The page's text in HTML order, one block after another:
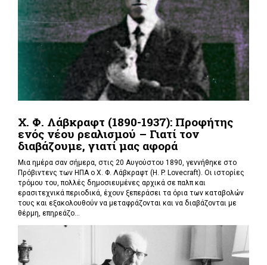
Χ. Φ. Λάβκραφτ (1890-1937): Προφήτης
ενός νέου ρεαλισμού – Γιατί τον
διαβάζουμε, γιατί μας αφορά
Μια ημέρα σαν σήμερα, στις 20 Αυγούστου 1890, γεννήθηκε στο
Πρόβιντενς των ΗΠΑ ο Χ. Φ. Λάβκραφτ (H. P. Lovecraft). Οι ιστορίες
τρόμου του, πολλές δημοσιευμένες αρχικά σε παλπ και
ερασιτεχνικά περιοδικά, έχουν ξεπεράσει τα όρια των καταβολών
τους και εξακολουθούν να μεταφράζονται και να διαβάζονται με
θέρμη, επηρεάζο...